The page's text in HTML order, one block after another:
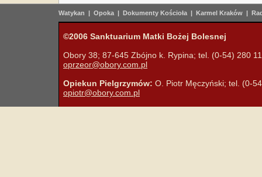
Watykan | Opoka | Dokumenty Kościoła | Karmel Kraków |
©2006 Sanktuarium Matki Bożej Bolesnej
Obory 38; 87-645 Zbójno k. Rypina; tel. (0-54) 280
oprzeor@obory.com.pl
Opiekun Pielgrzymów: O. Piotr Męczyński; tel. (0-
opiotr@obory.com.pl